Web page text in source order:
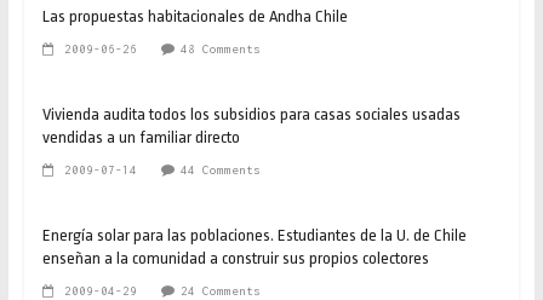
Las propuestas habitacionales de Andha Chile
2009-06-26 48 Comments
Vivienda audita todos los subsidios para casas sociales usadas
vendidas a un familiar directo
2009-07-14 44 Comments
Energía solar para las poblaciones. Estudiantes de la U. de Chile
enseñan a la comunidad a construir sus propios colectores
2009-04-29 24 Comments